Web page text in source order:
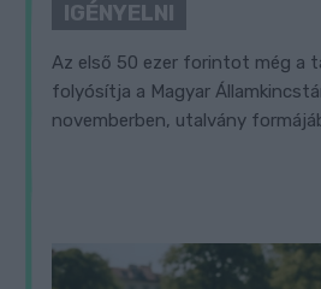
IGÉNYELNI
Az első 50 ezer forintot még a
folyósítja a Magyar
novemberben, utalvány